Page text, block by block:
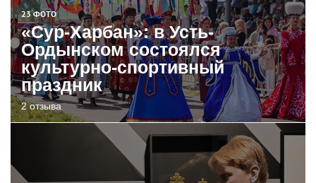
23 ФОТО
«Сур-Харбан»: в Усть-
Ордынском состоялся
культурно-спортивный
праздник
2 отзыва